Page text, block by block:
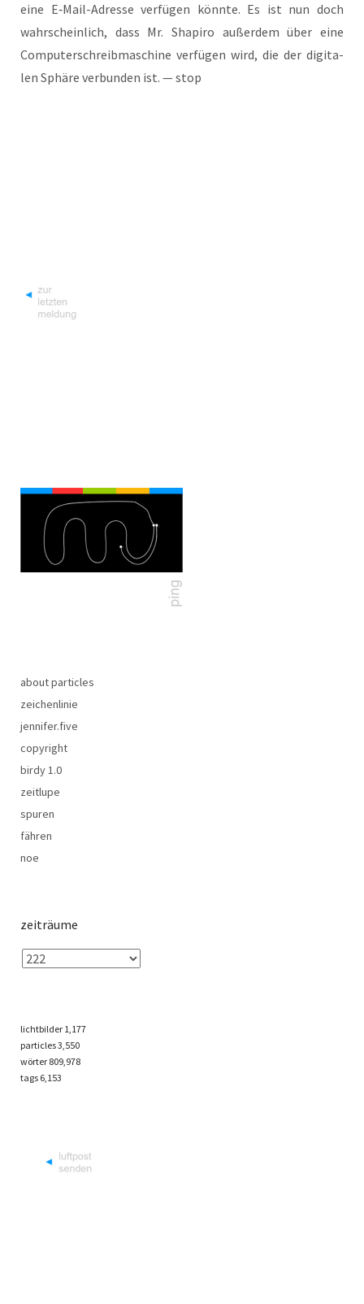
eine E‑Mail-Adres­se ver­fü­gen könn­te. Es ist nun doch
wahr­schein­lich, dass Mr. Sha­pi­ro außer­dem über eine
Com­pu­ter­schreib­ma­schi­ne ver­fü­gen wird, die der digi­ta­
len Sphä­re ver­bun­den ist. — stop
about particles
zeichenlinie
jennifer.five
copyright
birdy 1.0
zeitlupe
spuren
fähren
noe
zeiträume
lichtbilder 1,177
particles3,550
wörter 809,978
tags 6,153